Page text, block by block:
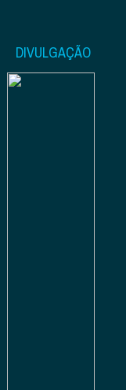
DIVULGAÇÃO